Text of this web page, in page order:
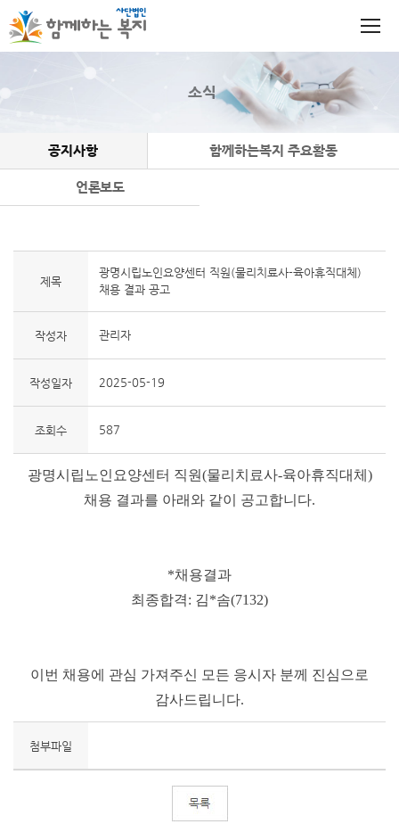
소식
공지사항 함께하는복지 주요활동
언론보도
제목
광명시립노인요양센터 직원(물리치료사-육아휴직대체)
채용 결과 공고
작성자 관리자
작성일자 2025-05-19
조회수 587
광명시립노인요양센터 직원(물리치료사-육아휴직대체)
채용 결과를 아래와 같이 공고합니다.
*채용결과
최종합격: 김*솜(7132)
이번 채용에 관심 가져주신 모든 응시자 분께 진심으로
감사드립니다.
첨부파일